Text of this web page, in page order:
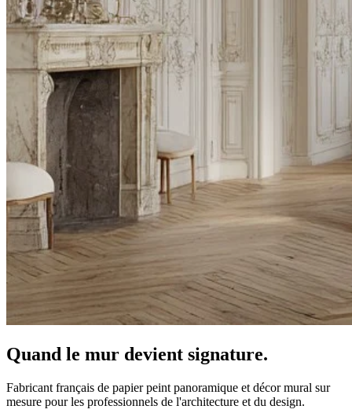
Quand le mur devient signature.
Fabricant français de papier peint panoramique et décor mural sur
mesure pour les professionnels de l'architecture et du design.